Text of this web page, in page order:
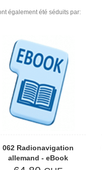
également été séduits par:
062 Radionavigation
allemand - eBook